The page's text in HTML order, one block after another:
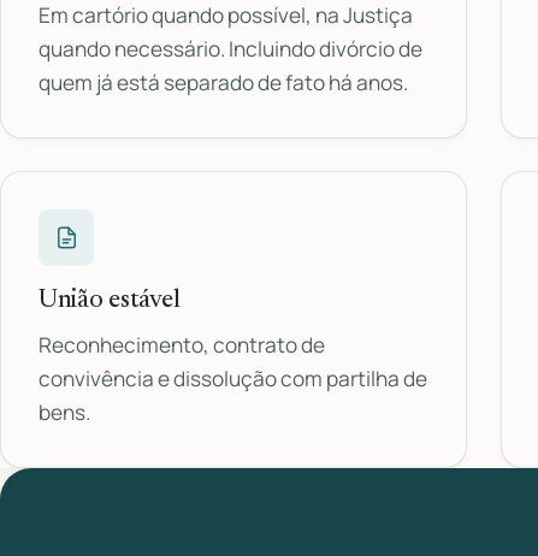
Em cartório quando possível, na Justiça
quando necessário. Incluindo divórcio de
quem já está separado de fato há anos.
União estável
Reconhecimento, contrato de
convivência e dissolução com partilha de
bens.